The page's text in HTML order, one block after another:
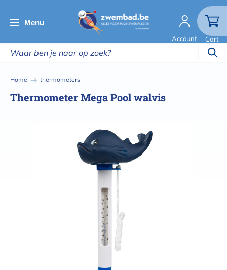
en
de
inhoud
Menu
Account Cart
Kruimelpad
Home thermometers
Thermometer Mega Pool walvis